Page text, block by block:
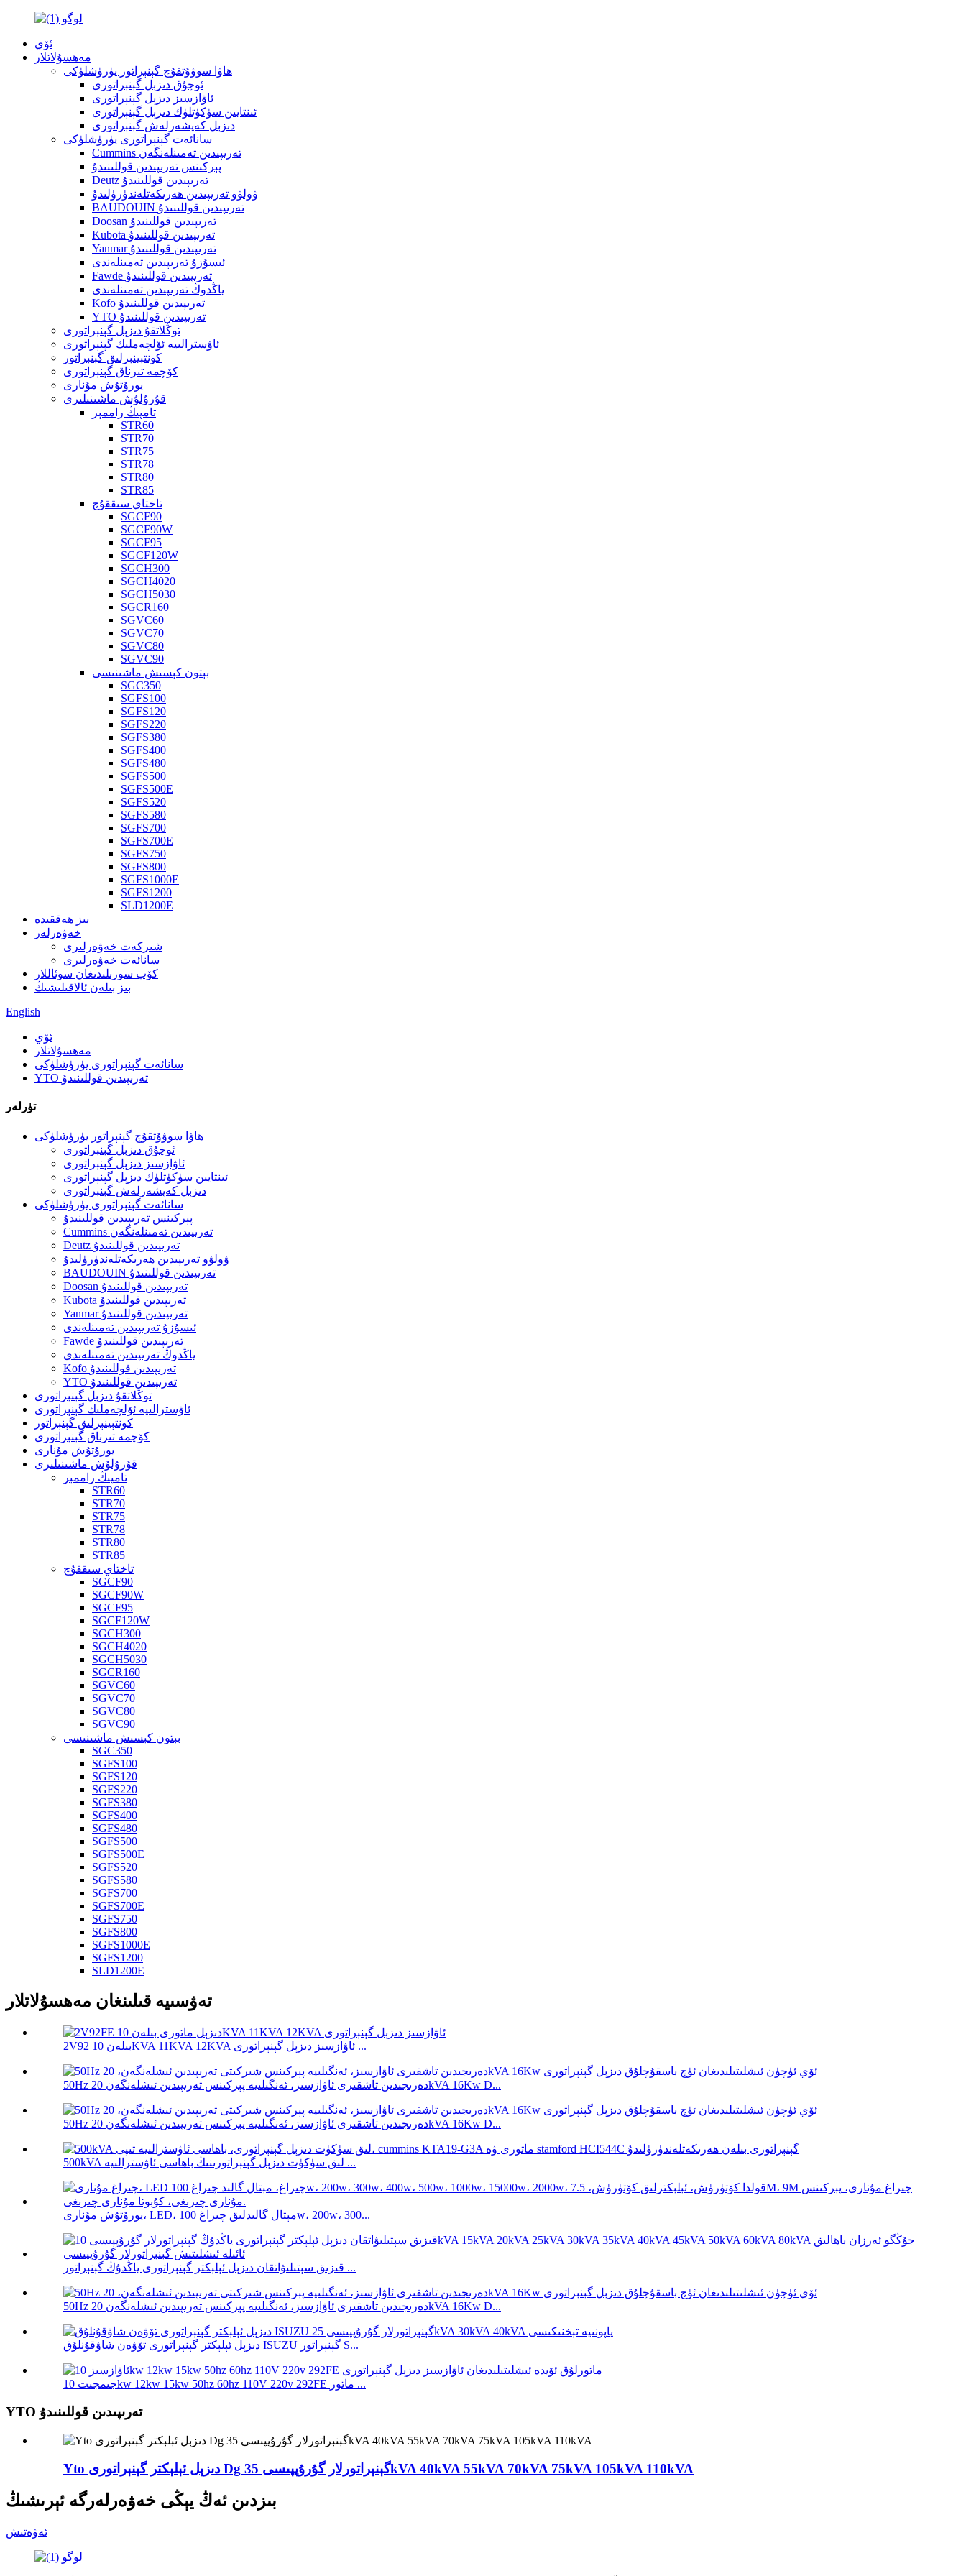
ئۆي
مەھسۇلاتلار
ھاۋا سوۋۇتقۇچ گېنېراتور يۈرۈشلۈكى
ئوچۇق دىزېل گېنېراتورى
ئاۋازسىز دىزېل گېنېراتورى
ئىنتايىن سۈكۈتلۈك دىزېل گېنېراتورى
دىزېل كەپشەرلەش گېنېراتورى
سانائەت گېنېراتورى يۈرۈشلۈكى
Cummins تەرىپىدىن تەمىنلەنگەن
پېركىنس تەرىپىدىن قوللىنىدۇ
Deutz تەرىپىدىن قوللىنىدۇ
ۋولۋو تەرىپىدىن ھەرىكەتلەندۈرۈلىدۇ
BAUDOUIN تەرىپىدىن قوللىنىدۇ
Doosan تەرىپىدىن قوللىنىدۇ
Kubota تەرىپىدىن قوللىنىدۇ
Yanmar تەرىپىدىن قوللىنىدۇ
ئىسۇزۇ تەرىپىدىن تەمىنلەندى
Fawde تەرىپىدىن قوللىنىدۇ
ياڭدوڭ تەرىپىدىن تەمىنلەندى
Kofo تەرىپىدىن قوللىنىدۇ
YTO تەرىپىدىن قوللىنىدۇ
توڭلاتقۇ دىزېل گېنېراتورى
ئاۋسترالىيە ئۆلچەملىك گېنېراتورى
كونتېينېرلىق گېنېراتور
كۆچمە تىرناق گېنېراتورى
يورۇتۇش مۇنارى
قۇرۇلۇش ماشىنىلىرى
تامپىڭ راممېر
STR60
STR70
STR75
STR78
STR80
STR85
تاختاي سىققۇچ
SGCF90
SGCF90W
SGCF95
SGCF120W
SGCH300
SGCH4020
SGCH5030
SGCR160
SGVC60
SGVC70
SGVC80
SGVC90
بېتون كېسىش ماشىنىسى
SGC350
SGFS100
SGFS120
SGFS220
SGFS380
SGFS400
SGFS480
SGFS500
SGFS500E
SGFS520
SGFS580
SGFS700
SGFS700E
SGFS750
SGFS800
SGFS1000E
SGFS1200
SLD1200E
بىز ھەققىدە
خەۋەرلەر
شىركەت خەۋەرلىرى
سانائەت خەۋەرلىرى
كۆپ سورىلىدىغان سوئاللار
بىز بىلەن ئالاقىلىشىڭ
English
ئۆي
مەھسۇلاتلار
سانائەت گېنېراتورى يۈرۈشلۈكى
YTO تەرىپىدىن قوللىنىدۇ
تۈرلەر
ھاۋا سوۋۇتقۇچ گېنېراتور يۈرۈشلۈكى
ئوچۇق دىزېل گېنېراتورى
ئاۋازسىز دىزېل گېنېراتورى
ئىنتايىن سۈكۈتلۈك دىزېل گېنېراتورى
دىزېل كەپشەرلەش گېنېراتورى
سانائەت گېنېراتورى يۈرۈشلۈكى
پېركىنس تەرىپىدىن قوللىنىدۇ
Cummins تەرىپىدىن تەمىنلەنگەن
Deutz تەرىپىدىن قوللىنىدۇ
ۋولۋو تەرىپىدىن ھەرىكەتلەندۈرۈلىدۇ
BAUDOUIN تەرىپىدىن قوللىنىدۇ
Doosan تەرىپىدىن قوللىنىدۇ
Kubota تەرىپىدىن قوللىنىدۇ
Yanmar تەرىپىدىن قوللىنىدۇ
ئىسۇزۇ تەرىپىدىن تەمىنلەندى
Fawde تەرىپىدىن قوللىنىدۇ
ياڭدوڭ تەرىپىدىن تەمىنلەندى
Kofo تەرىپىدىن قوللىنىدۇ
YTO تەرىپىدىن قوللىنىدۇ
توڭلاتقۇ دىزېل گېنېراتورى
ئاۋسترالىيە ئۆلچەملىك گېنېراتورى
كونتېينېرلىق گېنېراتور
كۆچمە تىرناق گېنېراتورى
يورۇتۇش مۇنارى
قۇرۇلۇش ماشىنىلىرى
تامپىڭ راممېر
STR60
STR70
STR75
STR78
STR80
STR85
تاختاي سىققۇچ
SGCF90
SGCF90W
SGCF95
SGCF120W
SGCH300
SGCH4020
SGCH5030
SGCR160
SGVC60
SGVC70
SGVC80
SGVC90
بېتون كېسىش ماشىنىسى
SGC350
SGFS100
SGFS120
SGFS220
SGFS380
SGFS400
SGFS480
SGFS500
SGFS500E
SGFS520
SGFS580
SGFS700
SGFS700E
SGFS750
SGFS800
SGFS1000E
SGFS1200
SLD1200E
تەۋسىيە قىلىنغان مەھسۇلاتلار
2V92 بىلەن 10KVA 11KVA 12KVA ئاۋازسىز دىزېل گېنېراتورى ...
50Hz دەرىجىدىن تاشقىرى ئاۋازسىز، ئەنگىلىيە پېركىنس تەرىپىدىن ئىشلەنگەن 20kVA 16Kw D...
50Hz دەرىجىدىن تاشقىرى ئاۋازسىز، ئەنگىلىيە پېركىنس تەرىپىدىن ئىشلەنگەن 20kVA 16Kw D...
500kVA لىق سۈكۈت دىزېل گېنېراتورىنىڭ باھاسى ئاۋسترالىيە ...
يورۇتۇش مۇنارى، LED، مېتال گالىدلىق چىراغ 100w، 200w، 300...
قىزىق سېتىلىۋاتقان دىزېل ئېلېكتر گېنېراتورى ياڭدۇڭ گېنېراتور ...
50Hz دەرىجىدىن تاشقىرى ئاۋازسىز، ئەنگىلىيە پېركىنس تەرىپىدىن ئىشلەنگەن 20kVA 16Kw D...
دىزېل ئېلېكتر گېنېراتورى تۆۋەن شاۋقۇنلۇق ISUZU گېنېراتور S...
جىمجىت 10kw 12kw 15kw 50hz 60hz 110V 220v 292FE ماتور ...
YTO تەرىپىدىن قوللىنىدۇ
Yto دىزېل ئېلېكتر گېنېراتورى Dg گېنېراتورلار گۇرۇپپىسى 35kVA 40kVA 55kVA 70kVA 75kVA 105kVA 110kVA
بىزدىن ئەڭ يېڭى خەۋەرلەرگە ئېرىشىڭ
ئەۋەتىش